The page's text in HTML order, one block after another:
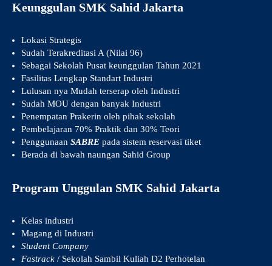
Keunggulan SMK Sahid Jakarta
Lokasi Strategis
Sudah Terakreditasi A (Nilai 96)
Sebagai Sekolah Pusat keunggulan Tahun 2021
Fasilitas Lengkap Standart Industri
Lulusan nya Mudah terserap oleh Industri
Sudah MOU dengan banyak Industri
Penempatan Prakerin oleh pihak sekolah
Pembelajaran 70% Praktik dan 30% Teori
Penggunaan SABRE pada sistem reservasi tiket
Berada di bawah naungan Sahid Group
Program Unggulan SMK Sahid Jakarta
Kelas industri
Magang di Industri
Student Company
Fastrack / Sekolah Sambil Kuliah D2 Perhotelan